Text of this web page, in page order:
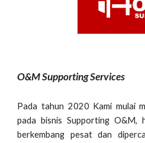
O&M Supporting Services
Pada tahun 2020 Kami mulai
pada bisnis Supporting O&M,
berkembang pesat dan